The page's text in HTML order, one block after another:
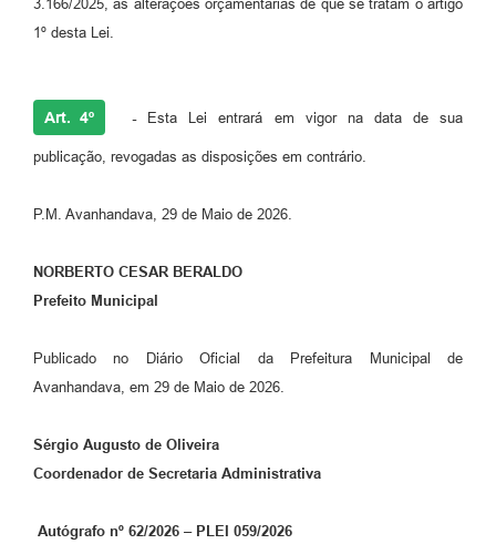
3.166/2025, as alterações orçamentárias de que se tratam o artigo
1º desta Lei.
Art. 4º -Esta Lei entrará em vigor na data de sua
publicação, revogadas as disposições em contrário.
P.M. Avanhandava, 29 de Maio de 2026.
NORBERTO CESAR BERALDO
Prefeito Municipal
Publicado no Diário Oficial da Prefeitura Municipal de
Avanhandava, em 29 de Maio de 2026.
Sérgio Augusto de Oliveira
Coordenador de Secretaria Administrativa
Autógrafo nº 62/2026 – PLEI 059/2026